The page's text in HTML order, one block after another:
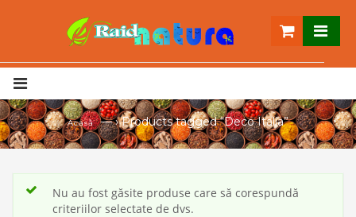
Acasă — ›Products tagged “Deco Italia”
Nu au fost găsite produse care să corespundă
criteriilor selectate de dvs.